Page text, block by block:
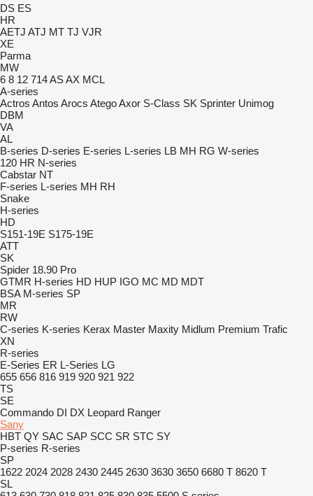
DS ES
HR
AETJ ATJ MT TJ VJR
XE
Parma
MW
6 8 12 714ASAX MCL
A-series
Actros Antos Arocs AtegoAxor S-Class SK Sprinter Unimog
DBM
VA
AL
B-series D-series E-series L-series LB MH RG W-series
120 HR N-series
Cabstar NT
F-series L-series MH RH
Snake
H-series
HD
S151-19E S175-19E
ATT
SK
Spider 18.90 Pro
GTMR H-series HD HUP IGO MC MD MDT
BSA M-series SP
MR
RW
C-series K-series Kerax Master Maxity Midlum Premium Trafic
XN
R-series
E-Series ER L-Series LG
655 656 816 919 920 921 922
TS
SE
Commando DI DX Leopard Ranger
Sany
HBT QY SAC SAP SCC SR STC SY
P-series R-series
SP
1622 2024 2028 2430 2445 2630 3630 3650 6680 T 8620 T
SL